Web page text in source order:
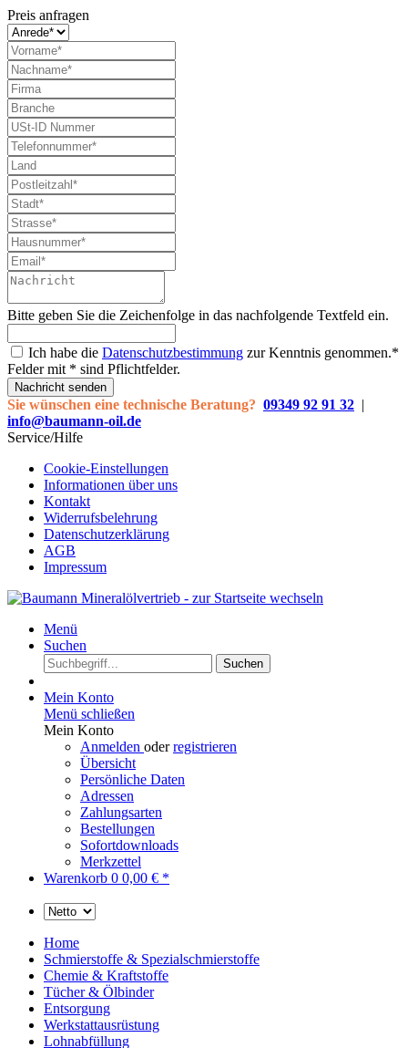
Preis anfragen
Bitte geben Sie die Zeichenfolge in das nachfolgende Textfeld ein.
Ich habe die Datenschutzbestimmung zur Kenntnis genommen.*
Felder mit * sind Pflichtfelder.
Nachricht senden
Sie wünschen eine technische Beratung? 09349 92 91 32 |
info@baumann-oil.de
Service/Hilfe
Cookie-Einstellungen
Informationen über uns
Kontakt
Widerrufsbelehrung
Datenschutzerklärung
AGB
Impressum
Menü
Suchen
Suchen
Mein Konto
Menü schließen
Mein Konto
Anmelden oderregistrieren
Übersicht
Persönliche Daten
Adressen
Zahlungsarten
Bestellungen
Sofortdownloads
Merkzettel
Warenkorb 0 0,00 € *
Home
Schmierstoffe & Spezialschmierstoffe
Chemie & Kraftstoffe
Tücher & Ölbinder
Entsorgung
Werkstattausrüstung
Lohnabfüllung